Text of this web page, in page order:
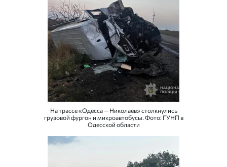
На трассе «Одесса — Николаев» столкнулись
грузовой фургон и микроавтобусы. Фото: ГУНП в
Одесской области